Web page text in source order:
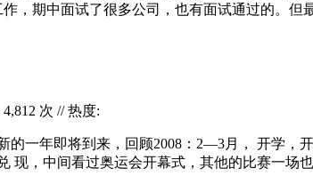
，期中面试了很多公司，也有面试通过的。
次 // 热度:
一年即将到来，回顾2008：2—3月， 开学，
现，中间看过奥运会开幕式，其他的比赛一场